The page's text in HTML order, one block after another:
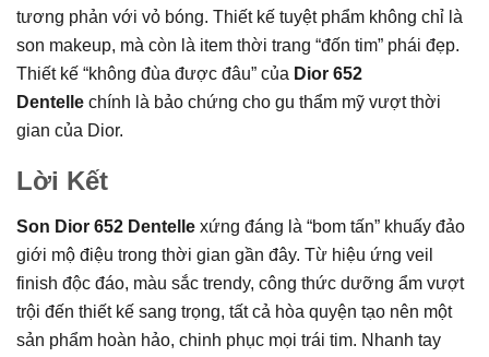
tương phản với vỏ bóng. Thiết kế tuyệt phẩm không chỉ là
son makeup, mà còn là item thời trang “đốn tim” phái đẹp.
Thiết kế “không đùa được đâu” của Dior 652
Dentelle chính là bảo chứng cho gu thẩm mỹ vượt thời
gian của Dior.
Lời Kết
Son Dior 652 Dentelle xứng đáng là “bom tấn” khuấy đảo
giới mộ điệu trong thời gian gần đây. Từ hiệu ứng veil
finish độc đáo, màu sắc trendy, công thức dưỡng ẩm vượt
trội đến thiết kế sang trọng, tất cả hòa quyện tạo nên một
sản phẩm hoàn hảo, chinh phục mọi trái tim. Nhanh tay